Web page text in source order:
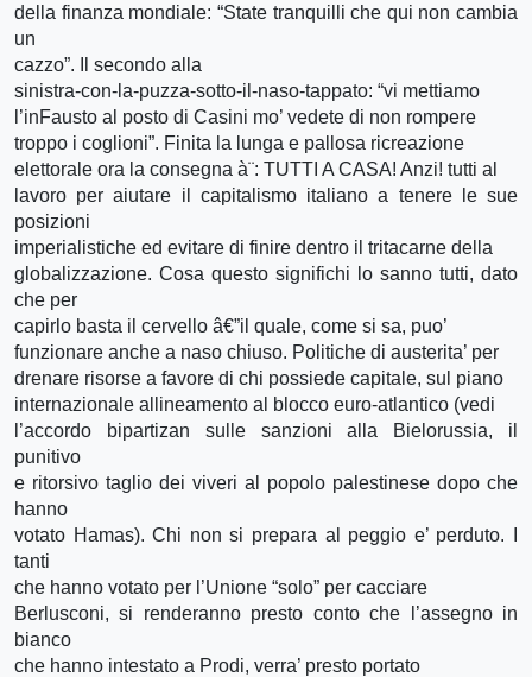
della finanza mondiale: “State tranquilli che qui non cambia
un
cazzo”. Il secondo alla
sinistra-con-la-puzza-sotto-il-naso-tappato: “vi mettiamo
l’inFausto al posto di Casini mo’ vedete di non rompere
troppo i coglioni”. Finita la lunga e pallosa ricreazione
elettorale ora la consegna à¨: TUTTI A CASA! Anzi! tutti al
lavoro per aiutare il capitalismo italiano a tenere le sue
posizioni
imperialistiche ed evitare di finire dentro il tritacarne della
globalizzazione. Cosa questo significhi lo sanno tutti, dato
che per
capirlo basta il cervello â€”il quale, come si sa, puo’
funzionare anche a naso chiuso. Politiche di austerita’ per
drenare risorse a favore di chi possiede capitale, sul piano
internazionale allineamento al blocco euro-atlantico (vedi
l’accordo bipartizan sulle sanzioni alla Bielorussia, il
punitivo
e ritorsivo taglio dei viveri al popolo palestinese dopo che
hanno
votato Hamas). Chi non si prepara al peggio e’ perduto. I
tanti
che hanno votato per l’Unione “solo” per cacciare
Berlusconi, si renderanno presto conto che l’assegno in
bianco
che hanno intestato a Prodi, verra’ presto portato